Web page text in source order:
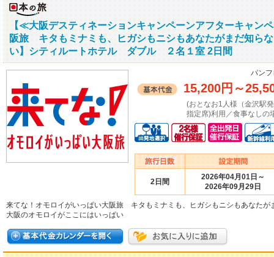
【≪大阪デスティネーションキャンペーンアフターキャン
阪旅 キタもミナミも、ヒガシもニシもあなたがまだ知ら
い】シティルートホテル ダブル ２名１室 2日間
パン
15,200円 ～
(おとなお1人様（金沢駅
指定席)利用／食事なしの
2日間
2026年04月01日～
2026年09月29日
来てな！オモロイがいっぱい大阪旅 キタもミナミも、ヒガシもニシもあなたが
大阪のオモロイがここにはいっぱい